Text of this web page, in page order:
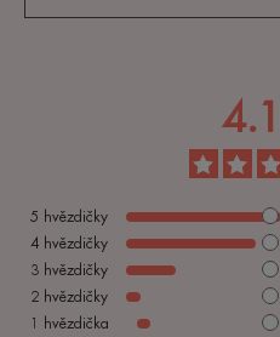
4.1
5 hvězdičky
4 hvězdičky
3 hvězdičky
2 hvězdičky
hvězdička